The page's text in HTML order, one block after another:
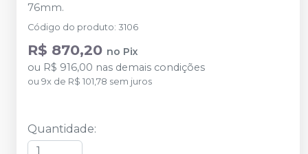
76mm.
Código do produto: 3106
R$ 870,20 no Pix
ou R$ 916,00 nas demais condições
ou 9x de R$ 101,78 sem juros
Quantidade: